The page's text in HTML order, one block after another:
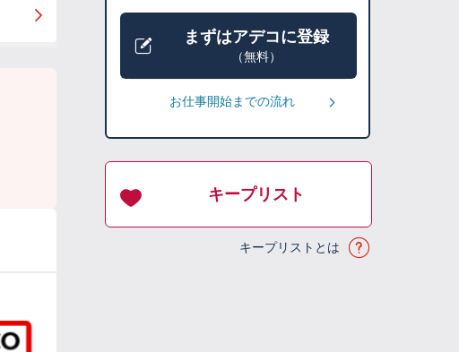
まずはアデコに登録
（無料）
お仕事開始までの流れ
キープリスト
キープリストとは